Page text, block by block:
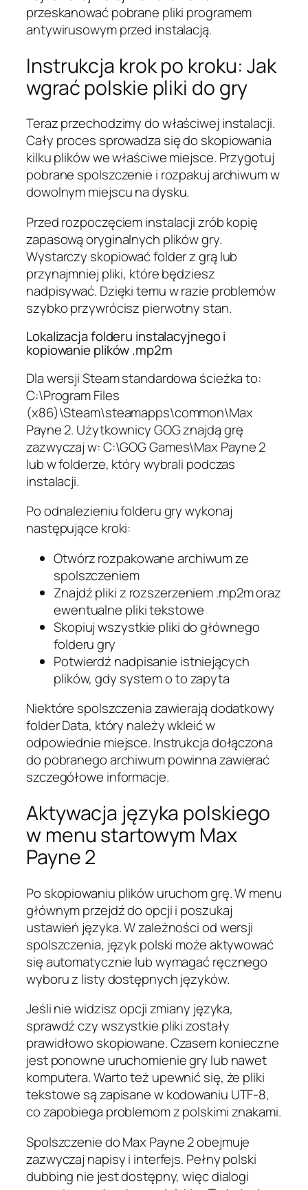
przeskanować pobrane pliki programem
antywirusowym przed instalacją.
Instrukcja krok po kroku: Jak
wgrać polskie pliki do gry
Teraz przechodzimy do właściwej instalacji.
Cały proces sprowadza się do skopiowania
kilku plików we właściwe miejsce. Przygotuj
pobrane spolszczenie i rozpakuj archiwum w
dowolnym miejscu na dysku.
Przed rozpoczęciem instalacji zrób kopię
zapasową oryginalnych plików gry.
Wystarczy skopiować folder z grą lub
przynajmniej pliki, które będziesz
nadpisywać. Dzięki temu w razie problemów
szybko przywrócisz pierwotny stan.
Lokalizacja folderu instalacyjnego i
kopiowanie plików .mp2m
Dla wersji Steam standardowa ścieżka to:
C:\Program Files
(x86)\Steam\steamapps\common\Max
Payne 2. Użytkownicy GOG znajdą grę
zazwyczaj w: C:\GOG Games\Max Payne 2
lub w folderze, który wybrali podczas
instalacji.
Po odnalezieniu folderu gry wykonaj
następujące kroki:
Otwórz rozpakowane archiwum ze
spolszczeniem
Znajdź pliki z rozszerzeniem .mp2m oraz
ewentualne pliki tekstowe
Skopiuj wszystkie pliki do głównego
folderu gry
Potwierdź nadpisanie istniejących
plików, gdy system o to zapyta
Niektóre spolszczenia zawierają dodatkowy
folder Data, który należy wkleić w
odpowiednie miejsce. Instrukcja dołączona
do pobranego archiwum powinna zawierać
szczegółowe informacje.
Aktywacja języka polskiego
w menu startowym Max
Payne 2
Po skopiowaniu plików uruchom grę. W menu
głównym przejdź do opcji i poszukaj
ustawień języka. W zależności od wersji
spolszczenia, język polski może aktywować
się automatycznie lub wymagać ręcznego
wyboru z listy dostępnych języków.
Jeśli nie widzisz opcji zmiany języka,
sprawdź czy wszystkie pliki zostały
prawidłowo skopiowane. Czasem konieczne
jest ponowne uruchomienie gry lub nawet
komputera. Warto też upewnić się, że pliki
tekstowe są zapisane w kodowaniu UTF-8,
co zapobiega problemom z polskimi znakami.
Spolszczenie do Max Payne 2 obejmuje
zazwyczaj napisy i interfejs. Pełny polski
dubbing nie jest dostępny, więc dialogi